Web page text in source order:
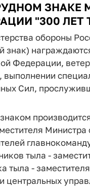
ЗНАКЕ
"300
обороны
знак)
Федерации,
Сил,
тыла -
тыла -
центральных